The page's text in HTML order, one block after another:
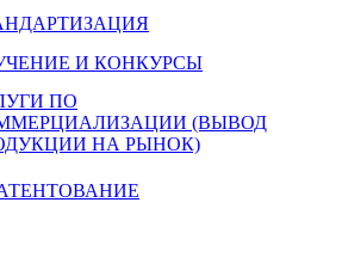
И КОНКУРСЫ
ПО
(ВЫВОД
НА РЫНОК)